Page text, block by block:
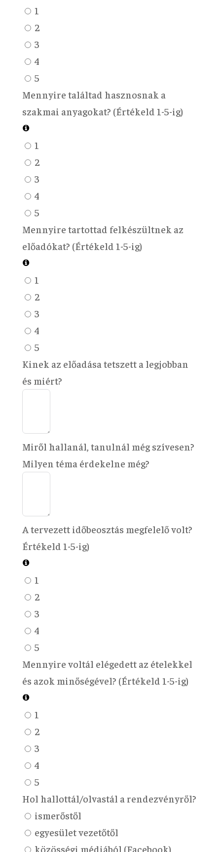
1
2
3
4
5
Mennyire találtad hasznosnak a
szakmai anyagokat? (Értékeld 1-5-ig)
1
2
3
4
5
Mennyire tartottad felkészültnek az
előadókat? (Értékeld 1-5-ig)
1
2
3
4
5
Kinek az előadása tetszett a legjobban
és miért?
Miről hallanál, tanulnál még szívesen?
Milyen téma érdekelne még?
A tervezett időbeosztás megfelelő volt?
Értékeld 1-5-ig)
1
2
3
4
5
Mennyire voltál elégedett az ételekkel
és azok minőségével? (Értékeld 1-5-ig)
1
2
3
4
5
Hol hallottál/olvastál a rendezvényről?
ismerőstől
egyesület vezetőtől
közösségi médiából (Facebook)